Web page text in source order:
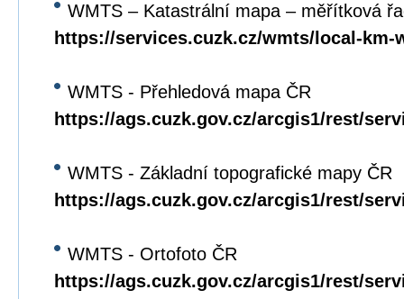
WMTS – Katastrální mapa – měřítková
https://services.cuzk.cz/wmts/local-km-
WMTS - Přehledová mapa ČR
https://ags.cuzk.gov.cz/arcgis1/rest/
WMTS - Základní topografické mapy ČR
https://ags.cuzk.gov.cz/arcgis1/rest/
WMTS - Ortofoto ČR
https://ags.cuzk.gov.cz/arcgis1/rest/